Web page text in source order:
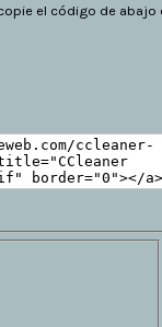
el código de abajo